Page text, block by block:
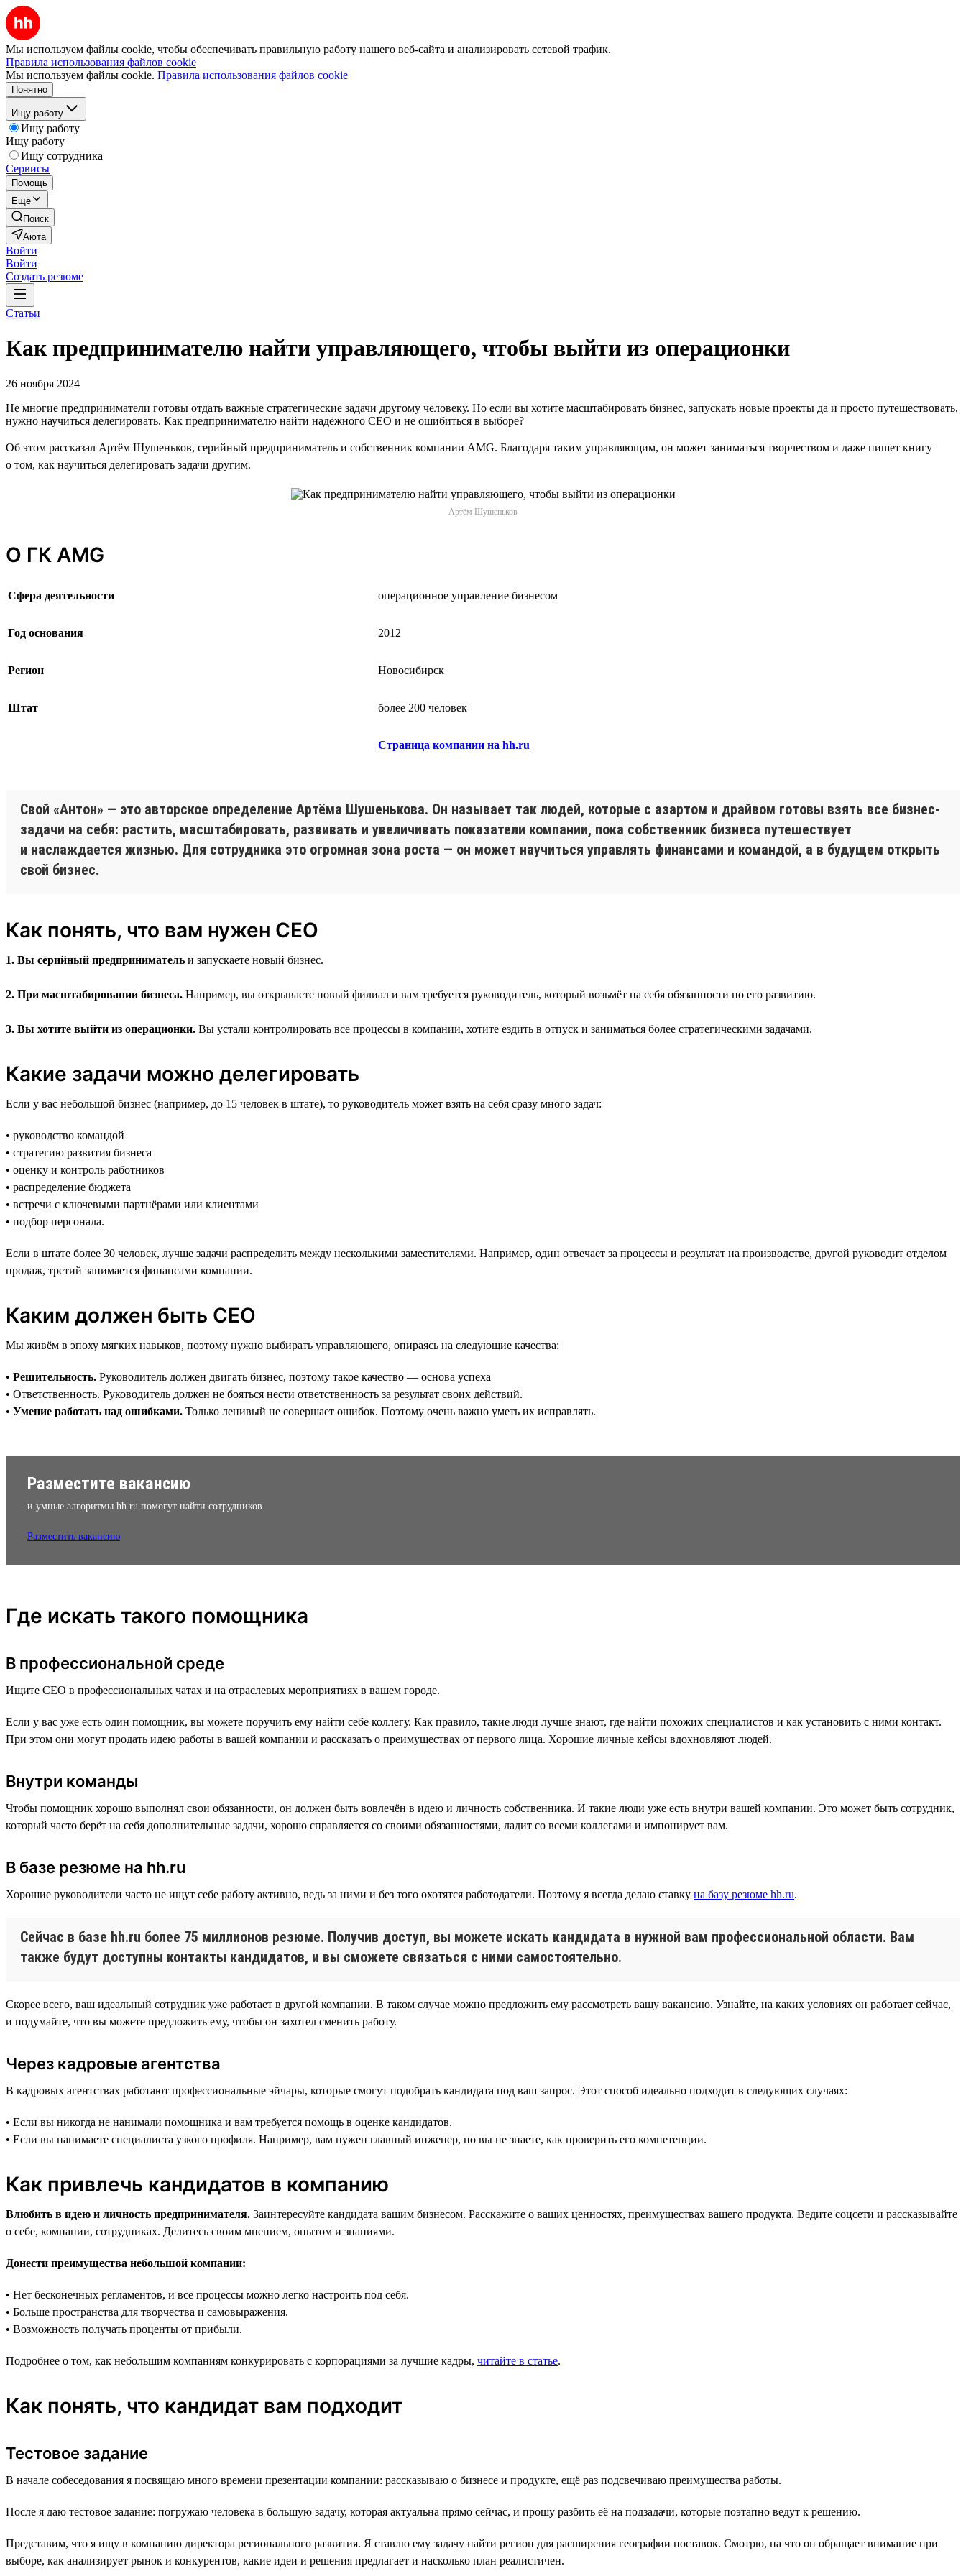
Мы используем файлы cookie, чтобы обеспечивать правильную работу нашего веб-сайта и анализировать сетевой трафик.
Правила использования файлов cookie
Мы используем файлы cookie. Правила использования файлов cookie
Понятно
Ищу работу
Ищу работу
Ищу работу
Ищу сотрудника
Сервисы
Помощь
Ещё
Поиск
Аюта
Войти
Войти
Создать резюме
Статьи
Как предпринимателю найти управляющего, чтобы выйти из операционки
26 ноября 2024
Не многие предприниматели готовы отдать важные стратегические задачи другому человеку. Но если вы хотите масштабировать бизнес, запускать новые проекты да и просто путешествовать,
нужно научиться делегировать. Как предпринимателю найти надёжного CEO и не ошибиться в выборе?
Об этом рассказал Артём Шушеньков, серийный предприниматель и собственник компании AMG. Благодаря таким управляющим, он может заниматься творчеством и даже пишет книгу
о том, как научиться делегировать задачи другим.
Артём Шушеньков
О ГК AMG
Сфера деятельности операционное управление бизнесом
Год основания 2012
Регион Новосибирск
Штат более 200 человек
Страница компании на hh.ru
Свой «Антон» — это авторское определение Артёма Шушенькова. Он называет так людей, которые с азартом и драйвом готовы взять все бизнес-
задачи на себя: растить, масштабировать, развивать и увеличивать показатели компании, пока собственник бизнеса путешествует
и наслаждается жизнью. Для сотрудника это огромная зона роста — он может научиться управлять финансами и командой, а в будущем открыть
свой бизнес.
Как понять, что вам нужен CEO
1. Вы серийный предприниматель и запускаете новый бизнес.
2. При масштабировании бизнеса. Например, вы открываете новый филиал и вам требуется руководитель, который возьмёт на себя обязанности по его развитию.
3. Вы хотите выйти из операционки. Вы устали контролировать все процессы в компании, хотите ездить в отпуск и заниматься более стратегическими задачами.
Какие задачи можно делегировать
Если у вас небольшой бизнес (например, до 15 человек в штате), то руководитель может взять на себя сразу много задач:
• руководство командой
• стратегию развития бизнеса
• оценку и контроль работников
• распределение бюджета
• встречи с ключевыми партнёрами или клиентами
• подбор персонала.
Если в штате более 30 человек, лучше задачи распределить между несколькими заместителями. Например, один отвечает за процессы и результат на производстве, другой руководит отделом
продаж, третий занимается финансами компании.
Каким должен быть CEO
Мы живём в эпоху мягких навыков, поэтому нужно выбирать управляющего, опираясь на следующие качества:
• Решительность. Руководитель должен двигать бизнес, поэтому такое качество — основа успеха
• Ответственность. Руководитель должен не бояться нести ответственность за результат своих действий.
• Умение работать над ошибками. Только ленивый не совершает ошибок. Поэтому очень важно уметь их исправлять.
Разместите вакансию
и умные алгоритмы hh.ru помогут найти сотрудников
Разместить вакансию
Где искать такого помощника
В профессиональной среде
Ищите CEO в профессиональных чатах и на отраслевых мероприятиях в вашем городе.
Если у вас уже есть один помощник, вы можете поручить ему найти себе коллегу. Как правило, такие люди лучше знают, где найти похожих специалистов и как установить с ними контакт.
При этом они могут продать идею работы в вашей компании и рассказать о преимуществах от первого лица. Хорошие личные кейсы вдохновляют людей.
Внутри команды
Чтобы помощник хорошо выполнял свои обязанности, он должен быть вовлечён в идею и личность собственника. И такие люди уже есть внутри вашей компании. Это может быть сотрудник,
который часто берёт на себя дополнительные задачи, хорошо справляется со своими обязанностями, ладит со всеми коллегами и импонирует вам.
В базе резюме на hh.ru
Хорошие руководители часто не ищут себе работу активно, ведь за ними и без того охотятся работодатели. Поэтому я всегда делаю ставку на базу резюме hh.ru.
Сейчас в базе hh.ru более 75 миллионов резюме. Получив доступ, вы можете искать кандидата в нужной вам профессиональной области. Вам
также будут доступны контакты кандидатов, и вы сможете связаться с ними самостоятельно.
Скорее всего, ваш идеальный сотрудник уже работает в другой компании. В таком случае можно предложить ему рассмотреть вашу вакансию. Узнайте, на каких условиях он работает сейчас,
и подумайте, что вы можете предложить ему, чтобы он захотел сменить работу.
Через кадровые агентства
В кадровых агентствах работают профессиональные эйчары, которые смогут подобрать кандидата под ваш запрос. Этот способ идеально подходит в следующих случаях:
• Если вы никогда не нанимали помощника и вам требуется помощь в оценке кандидатов.
• Если вы нанимаете специалиста узкого профиля. Например, вам нужен главный инженер, но вы не знаете, как проверить его компетенции.
Как привлечь кандидатов в компанию
Влюбить в идею и личность предпринимателя. Заинтересуйте кандидата вашим бизнесом. Расскажите о ваших ценностях, преимуществах вашего продукта. Ведите соцсети и рассказывайте
о себе, компании, сотрудниках. Делитесь своим мнением, опытом и знаниями.
Донести преимущества небольшой компании:
• Нет бесконечных регламентов, и все процессы можно легко настроить под себя.
• Больше пространства для творчества и самовыражения.
• Возможность получать проценты от прибыли.
Подробнее о том, как небольшим компаниям конкурировать с корпорациями за лучшие кадры, читайте в статье.
Как понять, что кандидат вам подходит
Тестовое задание
В начале собеседования я посвящаю много времени презентации компании: рассказываю о бизнесе и продукте, ещё раз подсвечиваю преимущества работы.
После я даю тестовое задание: погружаю человека в большую задачу, которая актуальна прямо сейчас, и прошу разбить её на подзадачи, которые поэтапно ведут к решению.
Представим, что я ищу в компанию директора регионального развития. Я ставлю ему задачу найти регион для расширения географии поставок. Смотрю, на что он обращает внимание при
выборе, как анализирует рынок и конкурентов, какие идеи и решения предлагает и насколько план реалистичен.